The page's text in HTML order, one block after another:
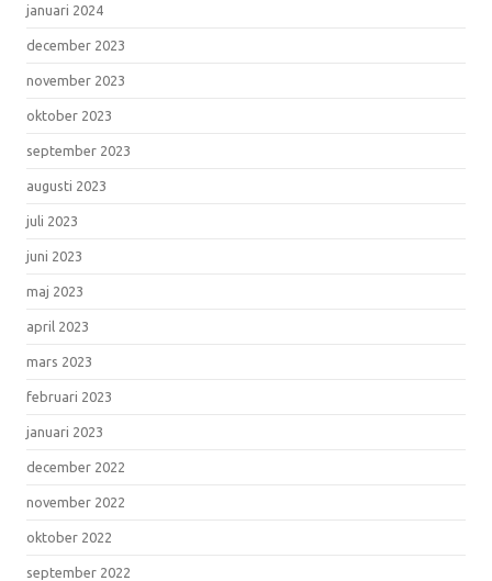
januari 2024
december 2023
november 2023
oktober 2023
september 2023
augusti 2023
juli 2023
juni 2023
maj 2023
april 2023
mars 2023
februari 2023
januari 2023
december 2022
november 2022
oktober 2022
september 2022